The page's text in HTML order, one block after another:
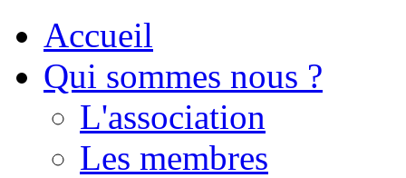
Accueil
Qui sommes nous ?
L'association
Les membres